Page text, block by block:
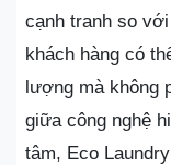
cạnh tranh so
khách hàng có
lượng mà không
giữa công nghệ
tâm, Eco